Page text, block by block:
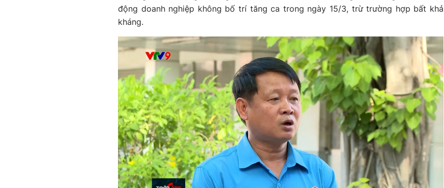
động doanh nghiệp không bố trí tăng ca trong ngày 15/3, trừ trường hợp bất khả
kháng.